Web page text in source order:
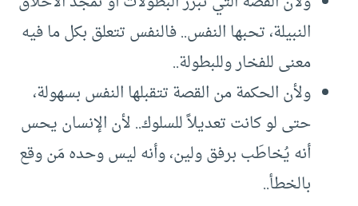
النبيلة، تحبها النفس.. فالنفس تتعلق بكل ما فيه
معنى للفخار وللبطولة..
ولأن الحكمة من القصة تتقبلها النفس بسهولة،
حتى لو كانت تعديلاً للسلوك.. لأن الإنسان يحس
أنه يُخاطَب برفق ولين، وأنه ليس وحده مَن وقع
بالخطأ..